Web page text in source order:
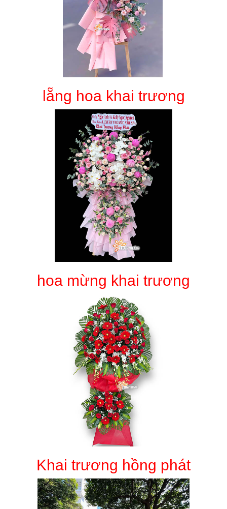
lẵng hoa khai trương
hoa mừng khai trương
Khai trương hồng phát